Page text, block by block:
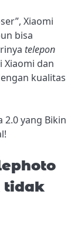
Xiaomi
bisa
telepon
Xiaomi dan
kualitas
2.0 yang Bikin
tidak